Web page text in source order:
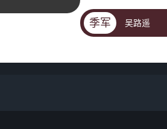
季军 吴路遥